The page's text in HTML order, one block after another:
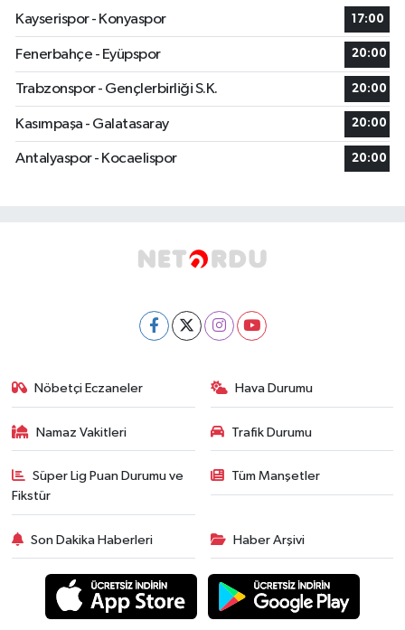
Kayserispor - Konyaspor
17:00
Fenerbahçe - Eyüpspor 20:00
Trabzonspor - Gençlerbirliği S.K. 20:00
Kasımpaşa - Galatasaray 20:00
Antalyaspor - Kocaelispor 20:00
Nöbetçi Eczaneler Hava Durumu
Namaz Vakitleri Trafik Durumu
Süper Lig Puan Durumu ve
Fikstür
Tüm Manşetler
Son Dakika Haberleri Haber Arşivi